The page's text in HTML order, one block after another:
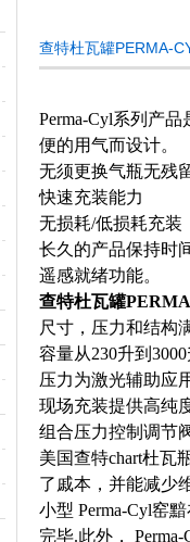
查特杜瓦罐PERMA-
Perma-Cyl系列产
便的用气而设计。
无须更换气瓶无残
快速充装能力
无损耗/低损耗充装
长久的产品保持时
遥感就绪功能。
查特杜瓦罐
尺寸，压力和结构
容量从230升到
压力为激光辅助应
现场充装提供高纯
组合压力控制调节
美国查特chart杜瓦
了戚本，并能减少
小型 Perma-Cyl窑
完毕.此外，